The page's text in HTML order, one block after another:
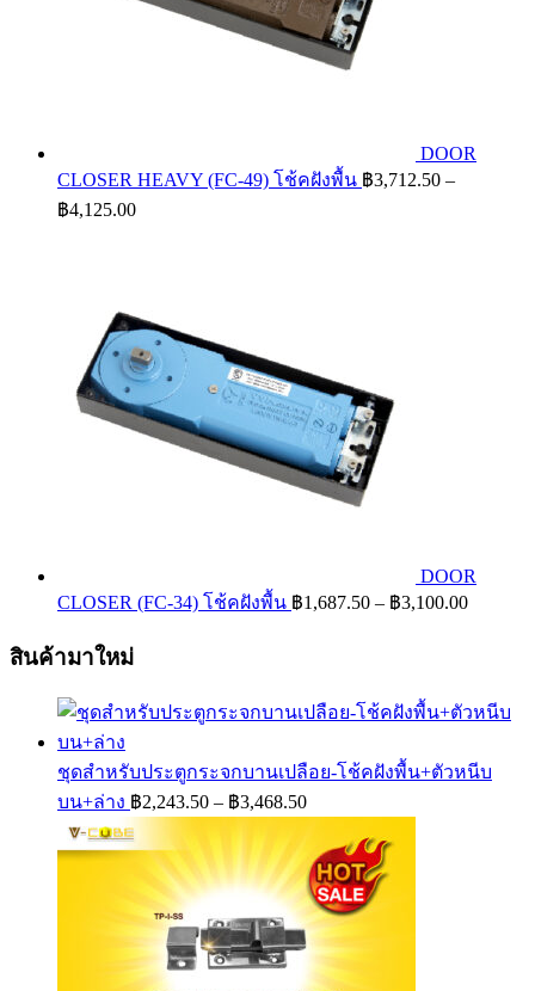
DOOR
CLOSER HEAVY (FC-49) โช้คฝังพื้น ฿3,712.50 –
฿4,125.00Price
DOOR
CLOSER (FC-34) โช้คฝังพื้น ฿1,687.50 – ฿3,100.00Price
สินค้ามาใหม่
ชุดสำหรับประตูกระจกบานเปลือย-โช้คฝังพื้น+ตัวหนีบ
บน+ล่าง ฿2,243.50 – ฿3,468.50Price
range:
฿2,243.50
through
฿3,468.50